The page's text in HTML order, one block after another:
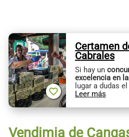
Certamen
Cabrales
Si hay un
excelencia en
lugar a dudas
Leer más
Vendimia de